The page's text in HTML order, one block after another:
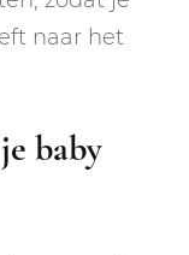
naar het
baby